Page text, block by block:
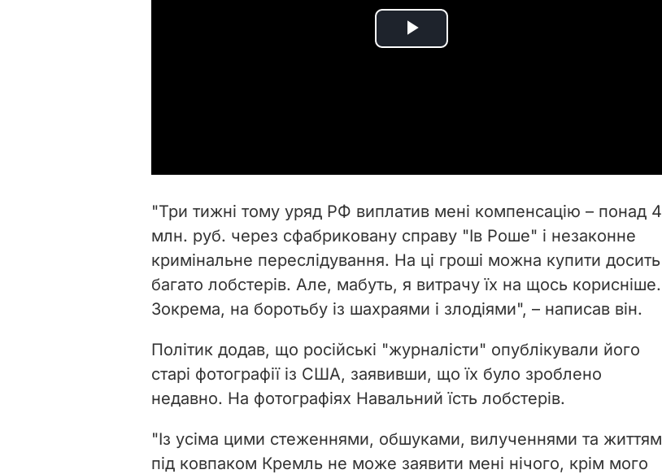
P
i
d
e
o
"Три тижні тому уряд РФ виплатив мені компенсацію – понад 4
млн. руб. через сфабриковану справу "Ів Роше" і незаконне
кримінальне переслідування. На ці гроші можна купити досить
багато лобстерів. Але, мабуть, я витрачу їх на щось корисніше.
Зокрема, на боротьбу із шахраями і злодіями", – написав він.
Політик додав, що російські "журналісти" опублікували його
старі фотографії із США, заявивши, що їх було зроблено
недавно. На фотографіях Навальний їсть лобстерів.
"Із усіма цими стеженнями, обшуками, вилученнями та життям
під ковпаком Кремль не може заявити мені нічого, крім мого